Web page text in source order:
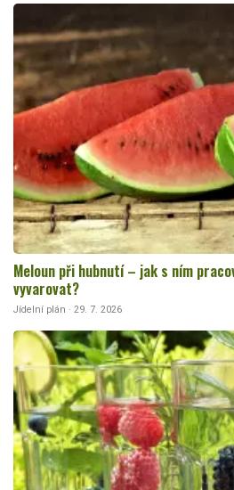
Meloun při hubnutí – jak s ním
vyvarovat?
Jídelní plán · 29. 7. 2026